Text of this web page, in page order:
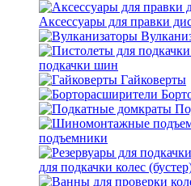
Аксессуары для правки
подкачки шин
Гайковерты
подъемники
для подкачки колес